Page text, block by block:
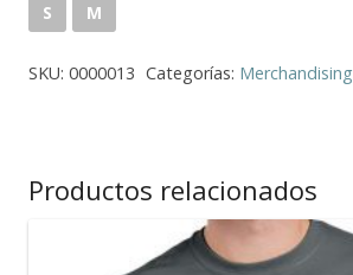
S M
SKU: 0000013 Categorías: Merchandising
Productos relacionados